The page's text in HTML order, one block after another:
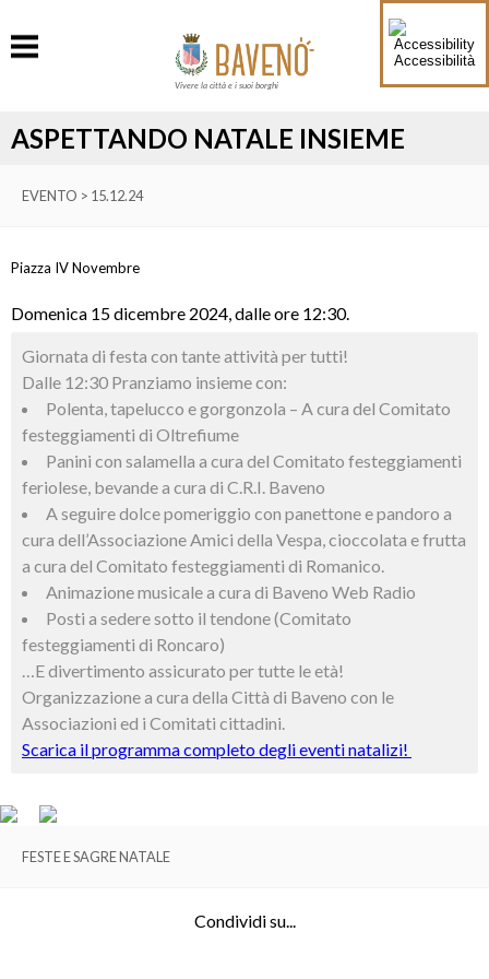
Accessibilità
Vivere la città e i suoi borghi
ASPETTANDO NATALE INSIEME
EVENTO > 15.12.24
Piazza IV Novembre
Domenica 15 dicembre 2024, dalle ore 12:30.
Giornata di festa con tante attività per tutti!
Dalle 12:30 Pranziamo insieme con:
Polenta, tapelucco e gorgonzola – A cura del Comitato
festeggiamenti di Oltrefiume
Panini con salamella a cura del Comitato festeggiamenti
feriolese, bevande a cura di C.R.I. Baveno
A seguire dolce pomeriggio con panettone e pandoro a
cura dell’Associazione Amici della Vespa, cioccolata e frutta
a cura del Comitato festeggiamenti di Romanico.
Animazione musicale a cura di Baveno Web Radio
Posti a sedere sotto il tendone (Comitato
festeggiamenti di Roncaro)
…E divertimento assicurato per tutte le età!
Organizzazione a cura della Città di Baveno con le
Associazioni ed i Comitati cittadini.
Scarica il programma completo degli eventi natalizi!
FESTE E SAGRE NATALE
Condividi su...